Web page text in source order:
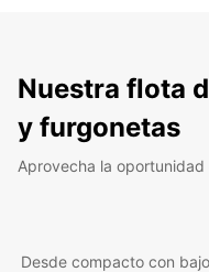
Nuestra flota
y furgonetas
Aprovecha la
Desde compacto con